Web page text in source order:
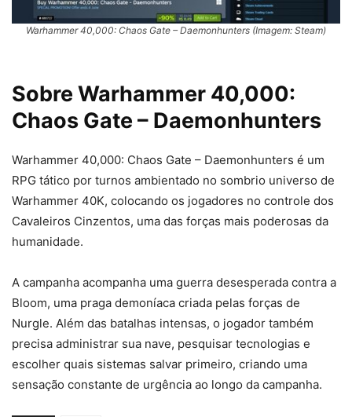
Warhammer 40,000: Chaos Gate – Daemonhunters (Imagem: Steam)
Sobre Warhammer 40,000:
Chaos Gate – Daemonhunters
Warhammer 40,000: Chaos Gate – Daemonhunters é um
RPG tático por turnos ambientado no sombrio universo de
Warhammer 40K, colocando os jogadores no controle dos
Cavaleiros Cinzentos, uma das forças mais poderosas da
humanidade.
A campanha acompanha uma guerra desesperada contra a
Bloom, uma praga demoníaca criada pelas forças de
Nurgle. Além das batalhas intensas, o jogador também
precisa administrar sua nave, pesquisar tecnologias e
escolher quais sistemas salvar primeiro, criando uma
sensação constante de urgência ao longo da campanha.